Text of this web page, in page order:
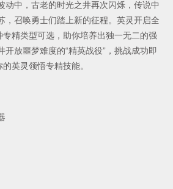
动中，古老的时光之井再次闪烁，传说中
，召唤勇士们踏上新的征程。英灵开启全
专精类型可选，助你培养出独一无二的强
开放噩梦难度的“精英战役”，挑战成功即
英灵领悟专精技能。